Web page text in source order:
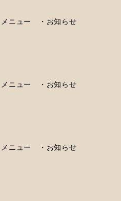
メニュー
お知らせ
メニュー
お知らせ
メニュー
お知らせ